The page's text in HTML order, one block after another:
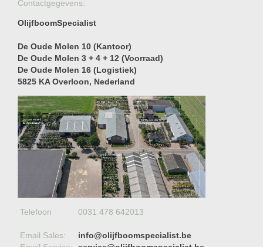
Contactgegevens:
OlijfboomSpecialist
De Oude Molen 10 (Kantoor)
De Oude Molen 3 + 4 + 12 (Voorraad)
De Oude Molen 16 (Logistiek)
5825 KA Overloon, Nederland
Telefoon 0031 478 642013
Email Sales:
info@olijfboomspecialist.be